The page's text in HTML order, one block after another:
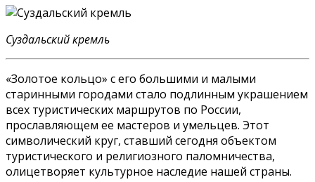
Суздальский кремль
«Золотое кольцо» с его большими и малыми
старинными городами стало подлинным украшением
всех туристических маршрутов по России,
прославляющем ее мастеров и умельцев. Этот
символический круг, ставший сегодня объектом
туристического и религиозного паломничества,
олицетворяет культурное наследие нашей страны.